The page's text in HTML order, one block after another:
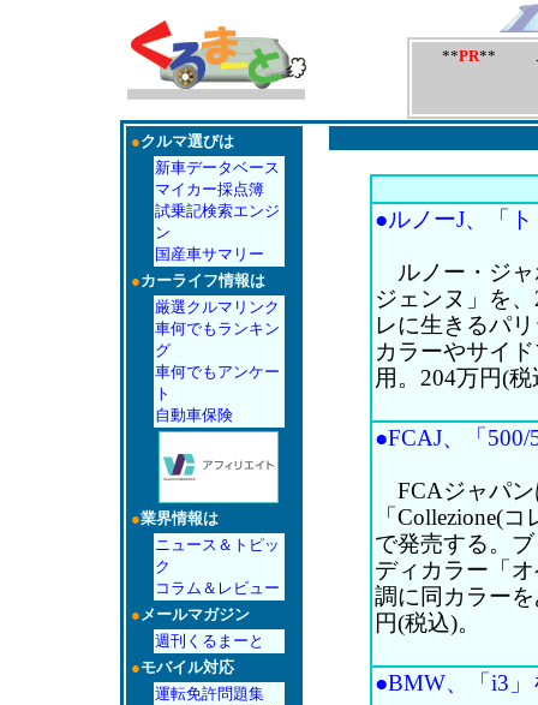
**PR** この
●クルマ選びは
新車データベース
マイカー採点簿
試乗記検索エンジ
ン
国産車サマリー
●カーライフ情報は
厳選クルマリンク
車何でもランキン
グ
車何でもアンケー
ト
自動車保険
●業界情報は
ニュース＆トピッ
ク
コラム＆レビュー
●メールマガジン
週刊くるまーと
●モバイル対応
運転免許問題集
●ルノーJ、「
ルノー・ジャ
ジェンヌ」を
レに生きるパ
カラーやサイ
用。204万円(
●FCAJ、「
FCAジャパン
「Collezione(
で発売する。
ディカラー「
調に同カラー
円(税込)。
●BMW、「i3」